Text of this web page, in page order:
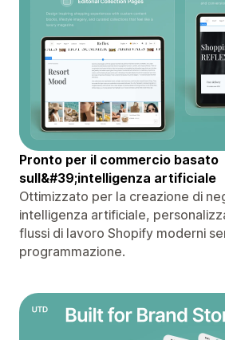
Pronto per il commercio basato
sull&#39;intelligenza artificiale
Ottimizzato per la creazione di
intelligenza artificiale,
flussi di lavoro Shopify moderni
programmazione.